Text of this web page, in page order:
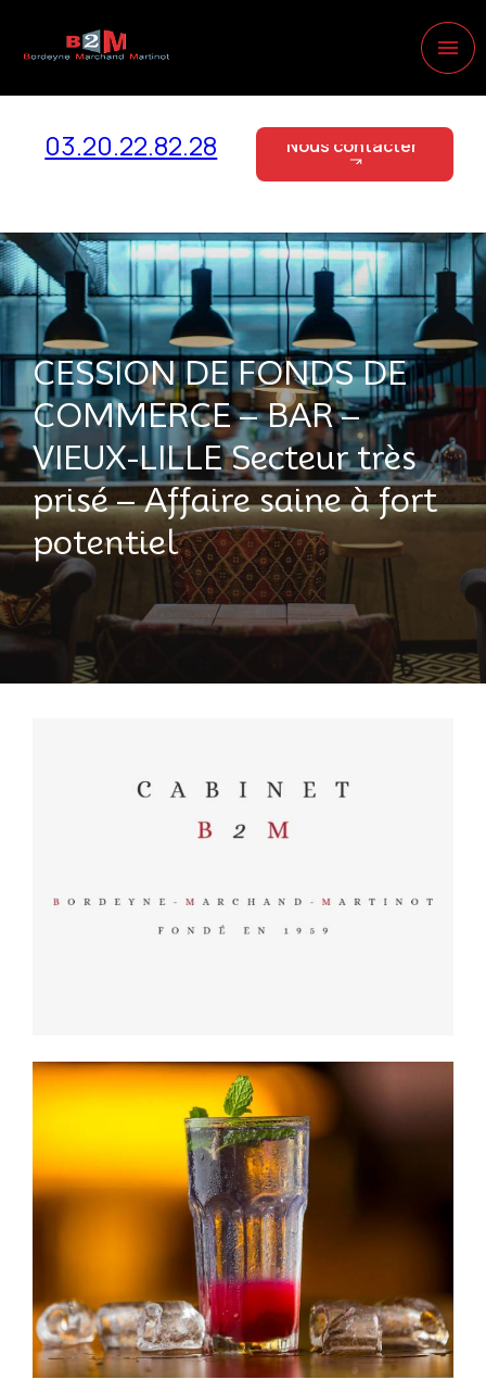
menu
03.20.22.82.28
Nous contacter
Nous contacter
CESSION DE FONDS DE
COMMERCE – BAR –
VIEUX-LILLE Secteur très
prisé – Affaire saine à fort
potentiel